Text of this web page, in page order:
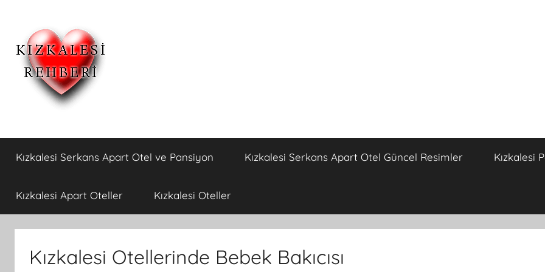
Kızkalesi
Otelleri
ve
Kızkalesi
Ucuz
Pansiyon,Otel
Kızkalesi Serkans Apart Otel ve Pansiyon Kızkalesi Serkans Apart Otel Güncel Resimler Kızkalesi
Kızkalesi Apart Oteller Kızkalesi Oteller
Kızkalesi Otellerinde Bebek Bakıcısı